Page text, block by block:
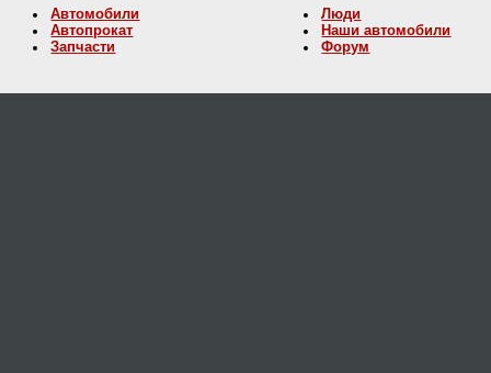
Автомобили
Автопрокат
Запчасти
Люди
Наши автомобили
Форум